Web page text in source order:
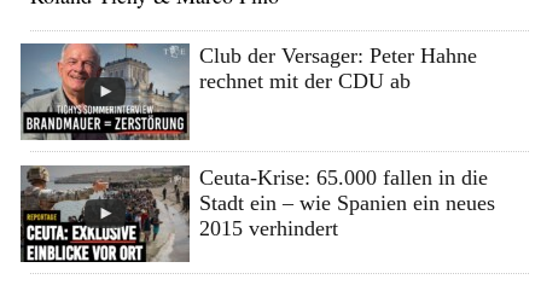
Club der Versager: Peter Hahne
rechnet mit der CDU ab
Ceuta-Krise: 65.000 fallen in die
Stadt ein – wie Spanien ein neues
2015 verhindert